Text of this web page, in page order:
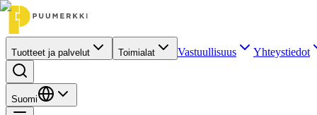
Tuotteet ja palvelut Toimialat Vastuullisuus Yhteystiedot
Suomi